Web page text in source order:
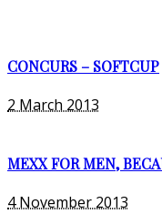
CONCURS – SOFTCUP
2 March 2013
MEXX FOR MEN,
4 November 2013